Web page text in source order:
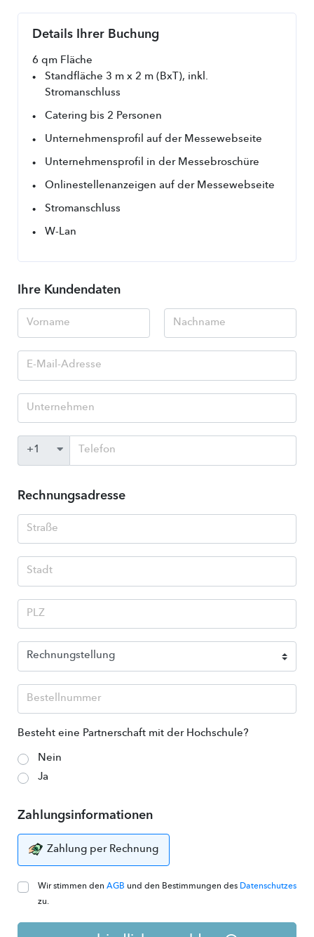
Details Ihrer Buchung
6 qm Fläche
Standfläche 3 m x 2 m (BxT), inkl.
Stromanschluss
Catering bis 2 Personen
Unternehmensprofil auf der Messewebseite
Unternehmensprofil in der Messebroschüre
Onlinestellenanzeigen auf der Messewebseite
Stromanschluss
W-Lan
Ihre Kundendaten
Rechnungsadresse
Besteht eine Partnerschaft mit der Hochschule?
Nein
Ja
Zahlungsinformationen
Zahlung per Rechnung
Wir stimmen den AGB und den Bestimmungen des Datenschutzes
zu.